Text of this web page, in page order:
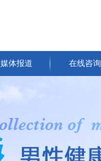
媒体报道 在线咨询